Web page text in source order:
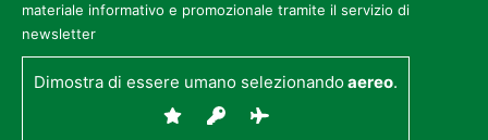
materiale informativo e promozionale tramite il servizio di
newsletter
Dimostra di essere umano selezionandoaereo.